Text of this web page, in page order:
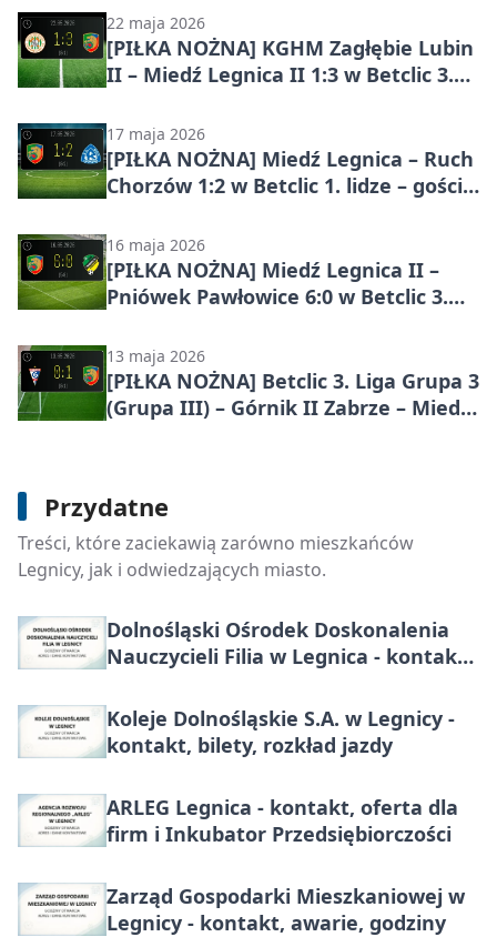
22 maja 2026
[PIŁKA NOŻNA] KGHM Zagłębie Lubin
II – Miedź Legnica II 1:3 w Betclic 3.
17 maja 2026
[PIŁKA NOŻNA] Miedź Legnica – Ruch
Chorzów 1:2 w Betclic 1. lidze – goście
16 maja 2026
[PIŁKA NOŻNA] Miedź Legnica II –
Pniówek Pawłowice 6:0 w Betclic 3.
w Legnicy
13 maja 2026
[PIŁKA NOŻNA] Betclic 3. Liga Grupa 3
(Grupa III) – Górnik II Zabrze – Miedź
Przydatne
Treści, które zaciekawią zarówno mieszkańców
Legnicy, jak i odwiedzających miasto.
Sąd Rejonowy w Legnicy - kontakt,
wydziały, godziny i e-usługi
Dolnośląski Ośrodek Doskonalenia
Nauczycieli Filia w Legnica - kontakt,
Koleje Dolnośląskie S.A. w Legnicy -
kontakt, bilety, rozkład jazdy
ARLEG Legnica - kontakt, oferta dla
firm i Inkubator Przedsiębiorczości
Zarząd Gospodarki Mieszkaniowej w
Legnicy - kontakt, awarie, godziny